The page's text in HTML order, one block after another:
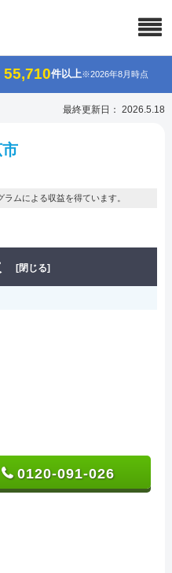
55,710件以上※2026年8月時点
最終更新日： 2026.5.18
ムによる収益を得ています。
[閉じる]
0120-091-026